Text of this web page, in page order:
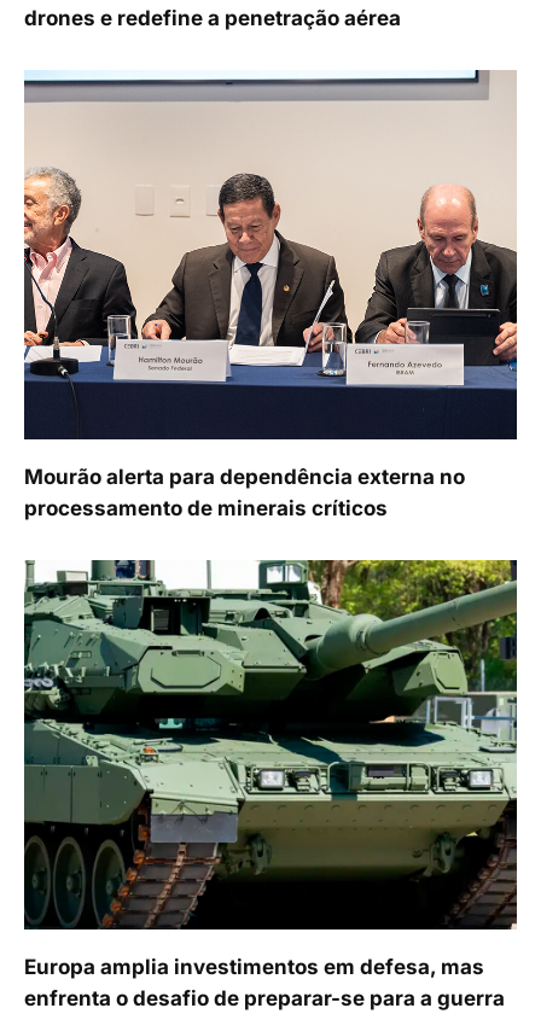
drones e redefine a penetração aérea
Mourão alerta para dependência externa no
processamento de minerais críticos
Europa amplia investimentos em defesa, mas
enfrenta o desafio de preparar-se para a guerra